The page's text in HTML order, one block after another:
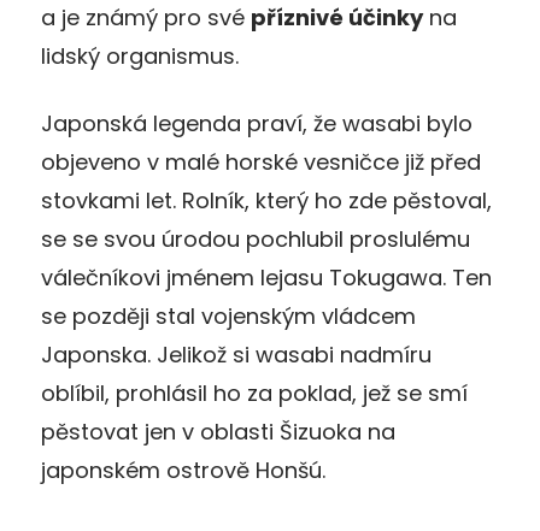
a je známý pro své příznivé účinkyna
lidský organismus.
Japonská legenda praví, že wasabi bylo
objeveno v malé horské vesničce již před
stovkami let. Rolník, který ho zde pěstoval,
se se svou úrodou pochlubil proslulému
válečníkovi jménem Iejasu Tokugawa. Ten
se později stal vojenským vládcem
Japonska. Jelikož si wasabi nadmíru
oblíbil, prohlásil ho za poklad, jež se smí
pěstovat jen v oblasti Šizuoka na
japonském ostrově Honšú.